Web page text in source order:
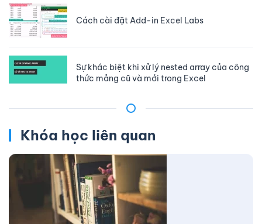
Cách cài đặt Add-in Excel Labs
Sự khác biệt khi xử lý nested array của công
thức mảng cũ và mới trong Excel
Khóa học liên quan